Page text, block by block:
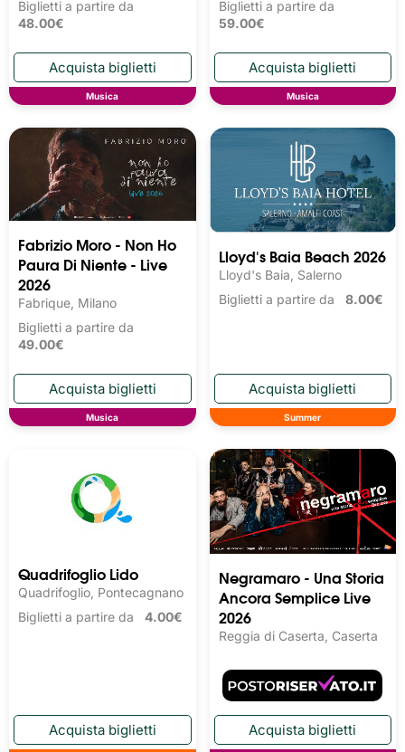
Biglietti a partire da
48.00€
Musica
Biglietti a partire da
59.00€
Musica
Fabrizio Moro - Non Ho
Paura Di Niente - Live
2026
Fabrique, Milano
Biglietti a partire da
49.00€
Musica
Lloyd's Baia Beach 2026
Lloyd's Baia, Salerno
Biglietti a partire da 8.00€
Summer
Quadrifoglio Lido
Quadrifoglio, Pontecagnano
Biglietti a partire da 4.00€
Negramaro - Una Storia
Ancora Semplice Live
2026
Reggia di Caserta, Caserta